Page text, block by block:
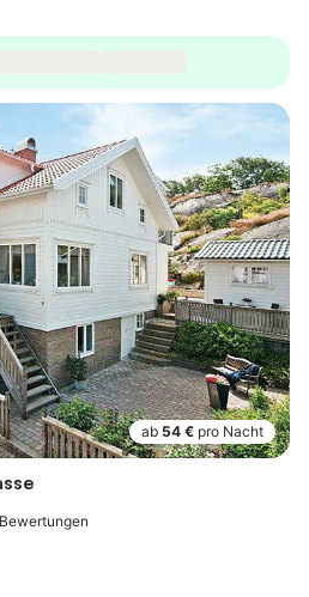
ab 54 € pro Nacht
Bewertungen